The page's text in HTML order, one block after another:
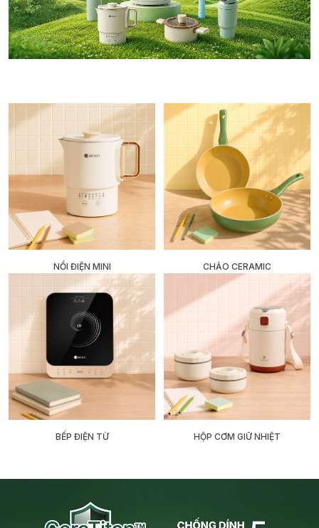
NỒI ĐIỆN MINI CHẢO CERAMIC
BẾP ĐIỆN TỪ HỘP CƠM GIỮ NHIỆT